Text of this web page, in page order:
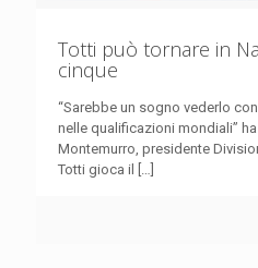
Totti può tornare in
cinque
“Sarebbe un sogno vederlo
nelle qualificazioni mondiali”
Montemurro, presidente
Totti gioca il